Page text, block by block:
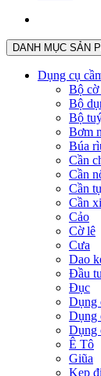
DANH MỤC SẢN
Dụng cụ
Bộ cờ
Bộ
Bộ
Bơm
Búa
Cần
Cần
Cần
Cần
Cảo
Cờ lê
Cưa
Dao
Đầu
Đục
Dụng
Dụng
Dụng
Ê Tô
Giũa
Kẹp